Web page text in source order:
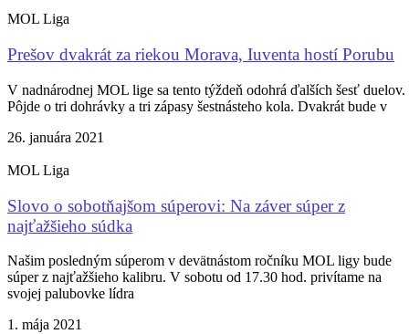
MOL Liga
Prešov dvakrát za riekou Morava, Iuventa hostí Porubu
V nadnárodnej MOL lige sa tento týždeň odohrá ďalších šesť duelov.
Pôjde o tri dohrávky a tri zápasy šestnásteho kola. Dvakrát bude v
26. januára 2021
MOL Liga
Slovo o sobotňajšom súperovi: Na záver súper z
najťažšieho súdka
Našim posledným súperom v devätnástom ročníku MOL ligy bude
súper z najťažšieho kalibru. V sobotu od 17.30 hod. privítame na
svojej palubovke lídra
1. mája 2021